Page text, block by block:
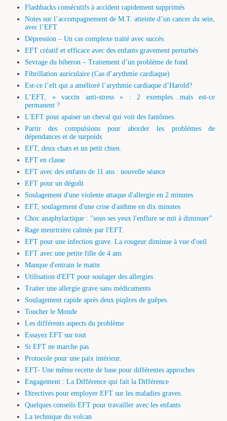
Flashbacks consécutifs à accident rapidement supprimés
Notes sur l’accompagnement de M.T. atteinte d’un cancer du sein,
avec l’EFT
Dépression – Un cas complexe traité avec succès.
EFT créatif et efficace avec des enfants gravement perturbés
Sevrage du biberon – Traitement d’un problème de fond
Fibrillation auriculaire (Cas d’arythmie cardiaque)
Est-ce l’eft qui a amélioré l’arythmie cardiaque d’Harold?
L’EFT, « vaccin anti-stress » : 2 exemples…mais est-ce
permanent ?
L'EFT pour apaiser un cheval qui voit des fantômes.
Partir des compulsions pour aborder les problèmes de
dépendances et de surpoids
EFT, deux chats et un petit chien.
EFT en classe
EFT avec des enfants de 11 ans : nouvelle séance
EFT pour un dégoût
Soulagement d'une violente attaque d'allergie en 2 minutes
EFT, soulagement d'une crise d'asthme en dix minutes
Choc anaphylactique : "sous ses yeux l'enflure se mit à diminuer"
Rage meurtrière calmée par l'EFT.
EFT pour une infection grave. La rougeur diminue à vue d'oeil
EFT avec une petite fille de 4 ans
Manque d'entrain le matin
Utilisation d'EFT pour soulager des allergies
Traiter une allergie grave sans médicaments
Soulagement rapide après deux piqûres de guêpes.
Toucher le Monde
Les différents aspects du problème
Essayez EFT sur tout
Si EFT ne marche pas
Protocole pour une paix intérieur.
EFT- Une même recette de base pour différentes approches
Engagement : La Différence qui fait la Différence
Directives pour employer EFT sur les maladies graves.
Quelques conseils EFT pour travailler avec les enfants
La technique du volcan